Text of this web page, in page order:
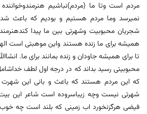
مردم است وتا ما (مردم)نباشیم
نمیرسد وما مردم هستیم و بودیم که باعث
شجریان محبوبیت وشهرتی بین ما پیدا
همیشه برای ما زنده هستند واین موهبتی است
تا برای همیشه جاودان و زنده بمانند برای ما.
محبوبیتی رسید بداند که در درجه اول لطف
که این مردم هستند که باعث و بانی این شهرت
شهرتی نیست وچه زیباسروده است شاعر این بیت
فیضی هرگزنخورد اب زمینی که بلند است چه